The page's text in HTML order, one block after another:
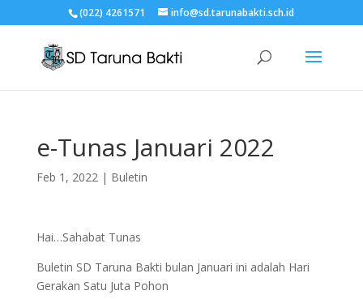
(022) 4261571 info@sd.tarunabakti.sch.id
e-Tunas Januari 2022
Feb 1, 2022| Buletin
Hai…Sahabat Tunas
Buletin SD Taruna Bakti bulan Januari ini adalah Hari
Gerakan Satu Juta Pohon